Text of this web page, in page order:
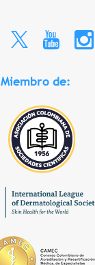
Miembro de: